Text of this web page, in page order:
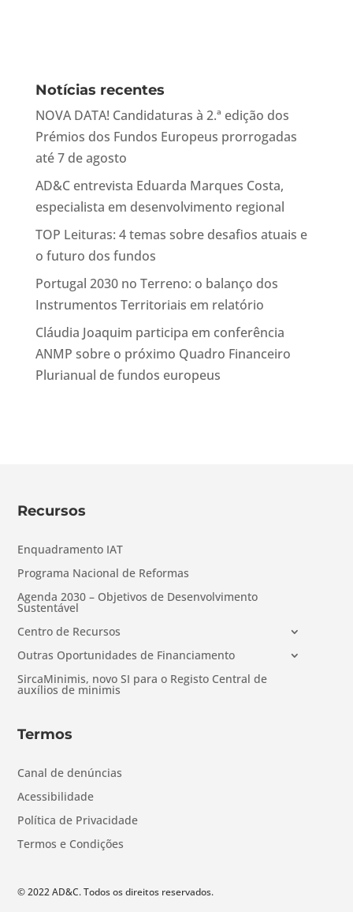
Notícias recentes
NOVA DATA! Candidaturas à 2.ª edição dos
Prémios dos Fundos Europeus prorrogadas
até 7 de agosto
AD&C entrevista Eduarda Marques Costa,
especialista em desenvolvimento regional
TOP Leituras: 4 temas sobre desafios atuais e
o futuro dos fundos
Portugal 2030 no Terreno: o balanço dos
Instrumentos Territoriais em relatório
Cláudia Joaquim participa em conferência
ANMP sobre o próximo Quadro Financeiro
Plurianual de fundos europeus
Recursos
Enquadramento IAT
Programa Nacional de Reformas
Agenda 2030 – Objetivos de Desenvolvimento
Sustentável
Centro de Recursos
Outras Oportunidades de Financiamento
SircaMinimis, novo SI para o Registo Central de
auxílios de minimis
Termos
Canal de denúncias
Acessibilidade
Política de Privacidade
Termos e Condições
© 2022 AD&C. Todos os direitos reservados.